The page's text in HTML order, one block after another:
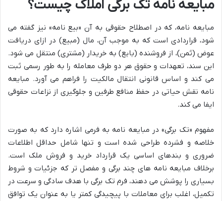
مبایعه نامه تک برگی املاک چیست؟
مبایعه نامه، که در اصطلاح حقوقی به آن «بیع نامه» نیز گفته می
شود، قراردادی است که به موجب آن، مال (مبیع) در ازای دریافت
عوض (ثمن)، از فروشنده (بایع) به خریدار (مشتری) منتقل می شود.
این سند، تعهدات و حقوق هر دو طرف معامله را به طور رسمی ثبت
می کند و اساس قانونی انتقال مالکیت را فراهم می آورد. مبایعه
نامه نقش حیاتی در حفظ منافع طرفین و جلوگیری از نزاعات حقوقی
ایفا می کند.
مفهوم «تک برگی» در مبایعه نامه به فرمی اشاره دارد که به صورت
خلاصه و فشرده طراحی شده است و تنها شامل حداقل اطلاعات
ضروری و بندهای اساسی یک قرارداد خرید و فروش ملک است.
برخلاف مبایعه نامه های چند برگی و مفصل تر که جزئیات و شروط
بسیاری را پوشش می دهند، فرم تک برگی با هدف سادگی و سرعت در
تکمیل، اغلب برای معاملات با پیچیدگی کمتر یا به عنوان یک توافق